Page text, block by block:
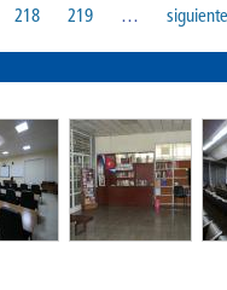
218 219 …